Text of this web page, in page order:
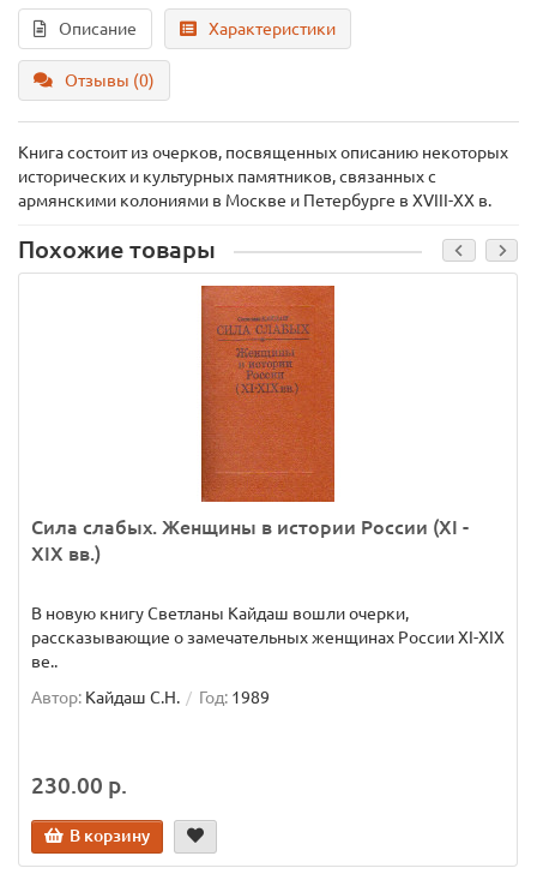
Описание Характеристики
Отзывы (0)
Книга состоит из очерков, посвященных описанию некоторых
исторических и культурных памятников, связанных с
армянскими колониями в Москве и Петербурге в XVIII-XX в.
Похожие товары
Сила слабых. Женщины в истории России (XI -
XIX вв.)
В новую книгу Светланы Кайдаш вошли очерки,
рассказывающие о замечательных женщинах России XI-XIX
ве..
Автор: Кайдаш С.Н. Год: 1989
230.00 р.
В корзину